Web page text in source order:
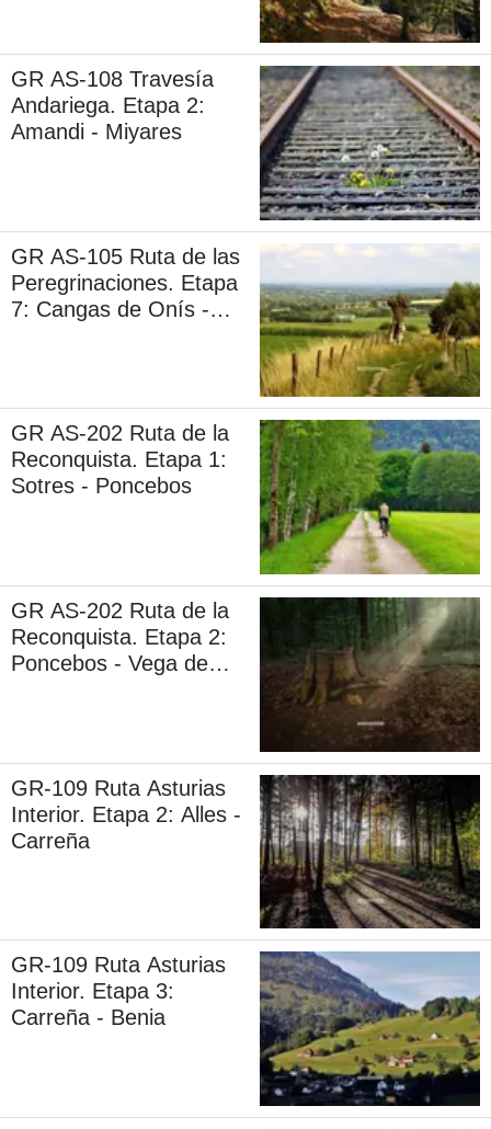
GR AS-108 Travesía
Andariega. Etapa 2:
Amandi - Miyares
GR AS-105 Ruta de las
Peregrinaciones. Etapa
7: Cangas de Onís -
GR AS-202 Ruta de la
Reconquista. Etapa 1:
Sotres - Poncebos
GR AS-202 Ruta de la
Reconquista. Etapa 2:
Poncebos - Vega de
GR-109 Ruta Asturias
Interior. Etapa 2: Alles -
Carreña
GR-109 Ruta Asturias
Interior. Etapa 3:
Carreña - Benia